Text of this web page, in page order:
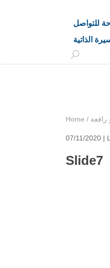
للتواصل
الذاتية
Home /
07/11/2020 |
Slide7